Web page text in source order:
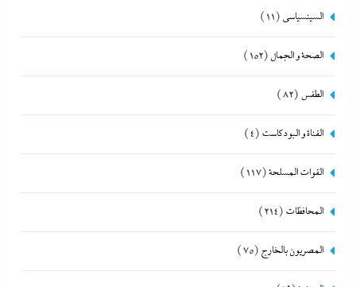
السينسياسي (11)
الصحة و الجمال (152)
الطقس (82)
القناة و البودكاست (4)
القوات المسلحة(117)
المحافظات (214)
المصريون بالخارج (75)